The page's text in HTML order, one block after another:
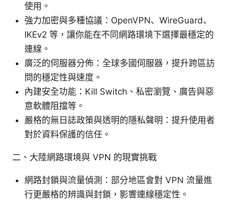
使用。
強力加密與多種協議：OpenVPN、WireGuard、
IKEv2 等，讓你能在不同網路環境下選擇最穩定的
連線。
廣泛的伺服器分佈：全球多國伺服器，提升跨區訪
問的穩定性與速度。
內建安全功能：Kill Switch、私密瀏覽、廣告與惡
意軟體阻擋等。
嚴格的無日誌政策與透明的隱私聲明：提升使用者
對於資料保護的信任。
二、大陸網路環境與 VPN 的現實挑戰
網路封鎖與流量偵測：部分地區會對 VPN 流量進
行更嚴格的辨識與封鎖，影響連線穩定性。